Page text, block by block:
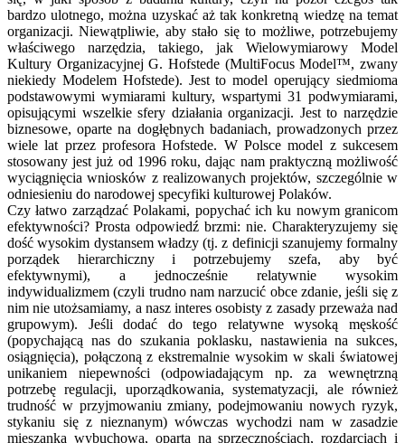
bardzo ulotnego, można uzyskać aż tak konkretną wiedzę na temat
organizacji. Niewątpliwie, aby stało się to możliwe, potrzebujemy
właściwego narzędzia, takiego, jak Wielowymiarowy Model
Kultury Organizacyjnej G. Hofstede (MultiFocus Model™, zwany
niekiedy Modelem Hofstede). Jest to model operujący siedmioma
podstawowymi wymiarami kultury, wspartymi 31 podwymiarami,
opisującymi wszelkie sfery działania organizacji. Jest to narzędzie
biznesowe, oparte na dogłębnych badaniach, prowadzonych przez
wiele lat przez profesora Hofstede. W Polsce model z sukcesem
stosowany jest już od 1996 roku, dając nam praktyczną możliwość
wyciągnięcia wniosków z realizowanych projektów, szczególnie w
odniesieniu do narodowej specyfiki kulturowej Polaków.
Czy łatwo zarządzać Polakami, popychać ich ku nowym granicom
efektywności? Prosta odpowiedź brzmi: nie. Charakteryzujemy się
dość wysokim dystansem władzy (tj. z definicji szanujemy formalny
porządek hierarchiczny i potrzebujemy szefa, aby być
efektywnymi), a jednocześnie relatywnie wysokim
indywidualizmem (czyli trudno nam narzucić obce zdanie, jeśli się z
nim nie utożsamiamy, a nasz interes osobisty z zasady przeważa nad
grupowym). Jeśli dodać do tego relatywne wysoką męskość
(popychającą nas do szukania poklasku, nastawienia na sukces,
osiągnięcia), połączoną z ekstremalnie wysokim w skali światowej
unikaniem niepewności (odpowiadającym np. za wewnętrzną
potrzebę regulacji, uporządkowania, systematyzacji, ale również
trudność w przyjmowaniu zmiany, podejmowaniu nowych ryzyk,
stykaniu się z nieznanym) wówczas wychodzi nam w zasadzie
mieszanka wybuchowa, oparta na sprzecznościach, rozdarciach i